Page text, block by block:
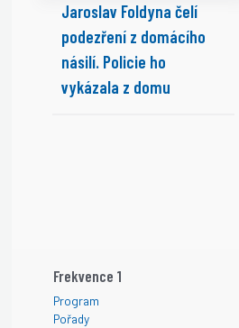
Jaroslav Foldyna čelí
podezření z domácího
násilí. Policie ho
vykázala z domu
Frekvence 1
Program
Pořady